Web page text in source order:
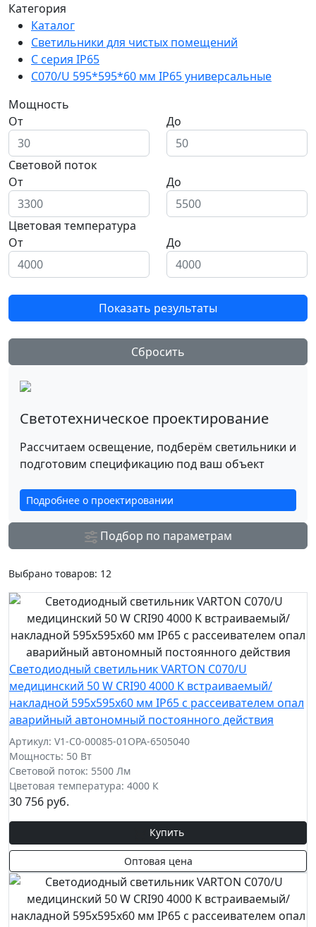
Категория
Каталог
Светильники для чистых помещений
C серия IP65
C070/U 595*595*60 мм IP65 универсальные
Мощность
От
До
Световой поток
От
До
Цветовая температура
От
До
Показать результаты
Сбросить
Светотехническое проектирование
Рассчитаем освещение, подберём светильники и
подготовим спецификацию под ваш объект
Подробнее о проектировании
Подбор по параметрам
Выбрано товаров: 12
Светодиодный светильник VARTON C070/U
медицинский 50 W CRI90 4000 K встраиваемый/
накладной 595х595х60 мм IP65 с рассеивателем опал
аварийный автономный постоянного действия
Артикул: V1-C0-00085-01OPA-6505040
Мощность: 50 Вт
Световой поток: 5500 Лм
Цветовая температура: 4000 К
30 756 руб.
Купить
Оптовая цена